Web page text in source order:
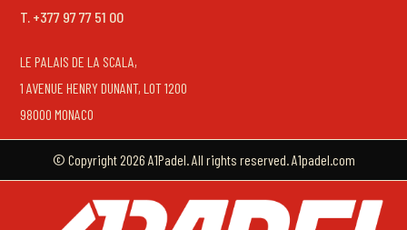
T. +377 97 77 51 00
LE PALAIS DE LA SCALA,
1 AVENUE HENRY DUNANT, LOT 1200
98000 MONACO
© Copyright 2026 A1Padel. All rights reserved. A1padel.com